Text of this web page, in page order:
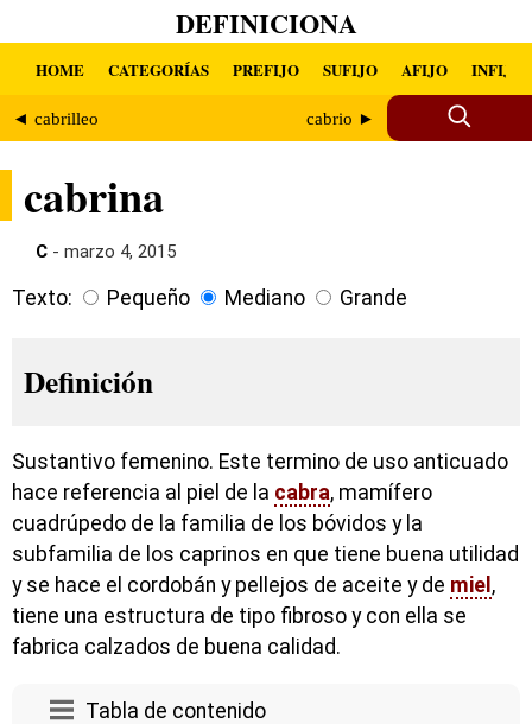
DEFINICIONA
HOME CATEGORÍAS PREFIJO SUFIJO AFIJO INFIJO
◄ cabrilleo cabrio ►
cabrina
C - marzo 4, 2015
Texto: Pequeño Mediano Grande
Definición
Sustantivo femenino. Este termino de uso anticuado
hace referencia al piel de la cabra, mamífero
cuadrúpedo de la familia de los bóvidos y la
subfamilia de los caprinos en que tiene buena utilidad
y se hace el cordobán y pellejos de aceite y de miel ,
tiene una estructura de tipo fibroso y con ella se
fabrica calzados de buena calidad.
Tabla de contenido